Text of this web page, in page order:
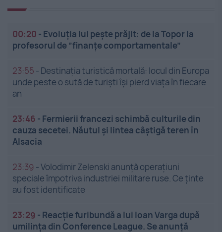
00:20 - Evoluția lui pește prăjit: de la Topor la
profesorul de ”finanțe comportamentale”
23:55 - Destinația turistică mortală: locul din Europa
unde peste o sută de turiști își pierd viața în fiecare
an
23:46 - Fermierii francezi schimbă culturile din
cauza secetei. Năutul și lintea câștigă teren în
Alsacia
23:39 -Volodimir Zelenski anunță operațiuni
speciale împotriva industriei militare ruse. Ce ținte
au fost identificate
23:29 - Reacție furibundă a lui Ioan Varga după
umilința din Conference League. Se anunță